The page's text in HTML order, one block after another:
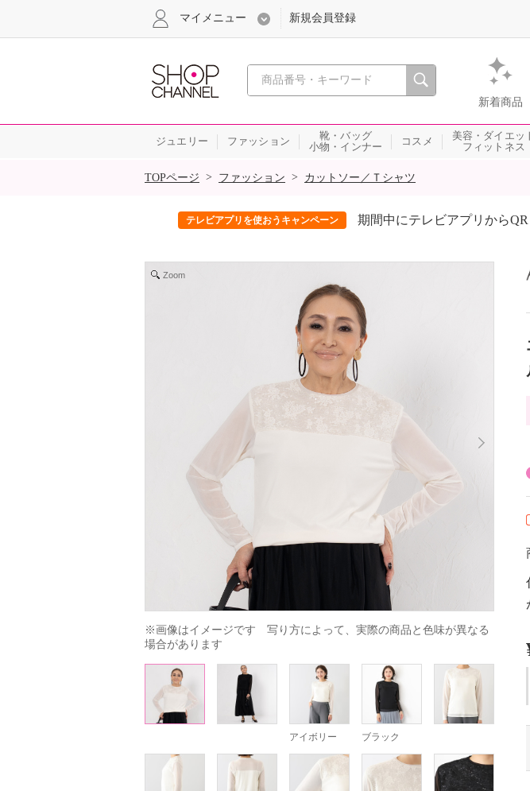
心おどる、瞬間を。通販・テレビショッピングのショップチャ
新着商品
マイメニュー 新規会員登録
ジュエリー ファッション
靴・バッグ
小物・インナー
コスメ
美容・ダイエッ
フィットネス
SALE
TOPページ > ファッション > カットソー／Ｔシャツ
テレビアプリを使おうキャンペーン 期間中にテレビアプリから
Zoom
※画像はイメージです　写り方によって、実際の商品と色味が異なる
場合があります
アイボリー ブラック